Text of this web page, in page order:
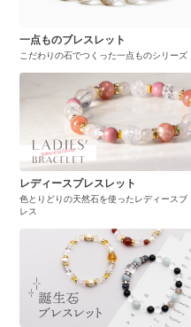
一点ものブレスレット
こだわりの石でつくった一点ものシリーズ
レディースブレスレット
色とりどりの天然石を使ったレディースブ
レス